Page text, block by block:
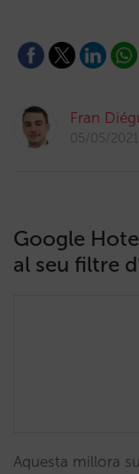
Fran
05/05/2021
Google
al seu filtre
Aquesta millora